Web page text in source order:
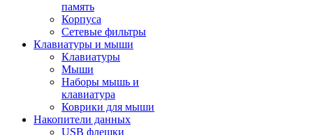
память
Корпуса
Сетевые фильтры
Клавиатуры и мыши
Клавиатуры
Мыши
Наборы мышь и
клавиатура
Коврики для мыши
Накопители данных
USB флешки